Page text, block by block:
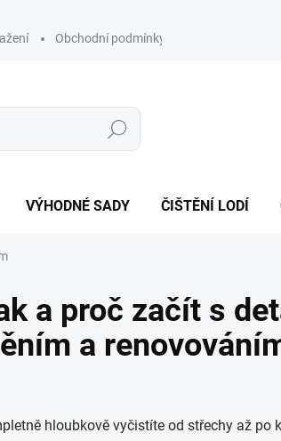
Obchodní podmínky
Hledat
VÝHODNÉ SADY ČIŠTĚNÍ LODÍ
a proč začít s
a
hloubkově vyčistíte od střechy až po